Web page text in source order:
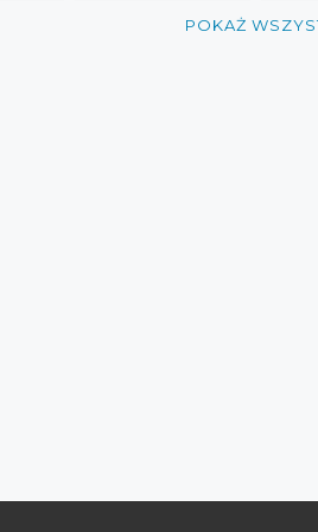
zniżki grudzieńPOKAŻ